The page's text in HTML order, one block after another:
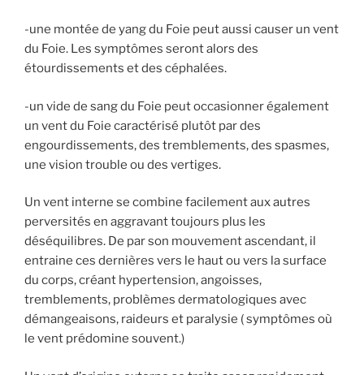
-une montée de yang du Foie peut aussi causer un vent
du Foie. Les symptômes seront alors des
étourdissements et des céphalées.
-un vide de sang du Foie peut occasionner également
un vent du Foie caractérisé plutôt par des
engourdissements, des tremblements, des spasmes,
une vision trouble ou des vertiges.
Un vent interne se combine facilement aux autres
perversités en aggravant toujours plus les
déséquilibres. De par son mouvement ascendant, il
entraine ces dernières vers le haut ou vers la surface
du corps, créant hypertension, angoisses,
tremblements, problèmes dermatologiques avec
démangeaisons, raideurs et paralysie ( symptômes où
le vent prédomine souvent.)